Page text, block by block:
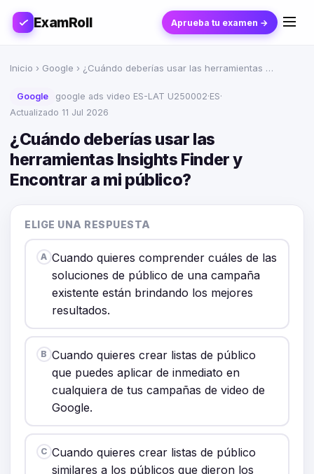
ExamRoll Aprueba tu examen →
Inicio › Google › ¿Cuándo deberías usar las herramientas …
Google google ads video ES-LAT U250002·ES·
Actualizado 11 Jul 2026
¿Cuándo deberías usar las
herramientas Insights Finder y
Encontrar a mi público?
ELIGE UNA RESPUESTA
A Cuando quieres comprender cuáles de las
soluciones de público de una campaña
existente están brindando los mejores
resultados.
B Cuando quieres crear listas de público
que puedes aplicar de inmediato en
cualquiera de tus campañas de video de
Google.
C Cuando quieres crear listas de público
similares a los públicos que dieron los